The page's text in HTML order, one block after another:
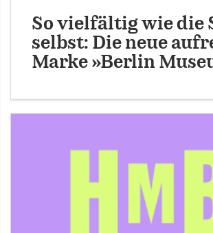
So vielfältig wie die
selbst: Die neue
Marke »Berlin